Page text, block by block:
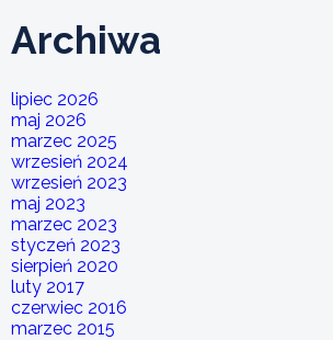
Archiwa
lipiec 2026
maj 2026
marzec 2025
wrzesień 2024
wrzesień 2023
maj 2023
marzec 2023
styczeń 2023
sierpień 2020
luty 2017
czerwiec 2016
marzec 2015